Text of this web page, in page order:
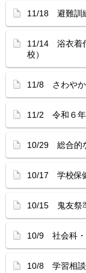
11/18 避難訓
11/14 浴衣着
校）
11/8 さわやか
11/2 令和６
10/29 総合的
10/17 学校保
10/15 鬼友祭
10/9 社会科・
10/8 学習相談